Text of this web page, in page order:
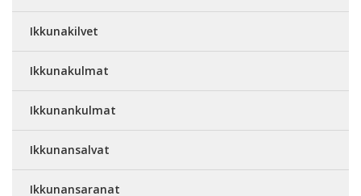
Ikkunakilvet
Ikkunakulmat
Ikkunankulmat
Ikkunansalvat
Ikkunansaranat